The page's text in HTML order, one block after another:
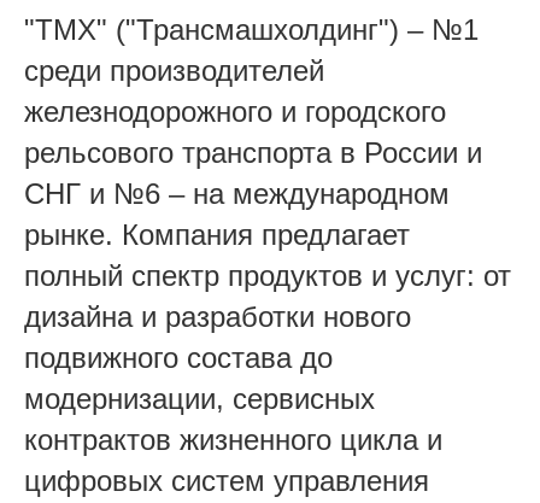
"ТМХ" ("Трансмашхолдинг") – №1
среди производителей
железнодорожного и городского
рельсового транспорта в России и
СНГ и №6 – на международном
рынке. Компания предлагает
полный спектр продуктов и услуг: от
дизайна и разработки нового
подвижного состава до
модернизации, сервисных
контрактов жизненного цикла и
цифровых систем управления